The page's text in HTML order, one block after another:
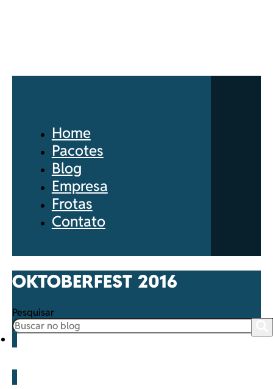
Home
Pacotes
Blog
Empresa
Frotas
Contato
OKTOBERFEST 2016
Pesquisar